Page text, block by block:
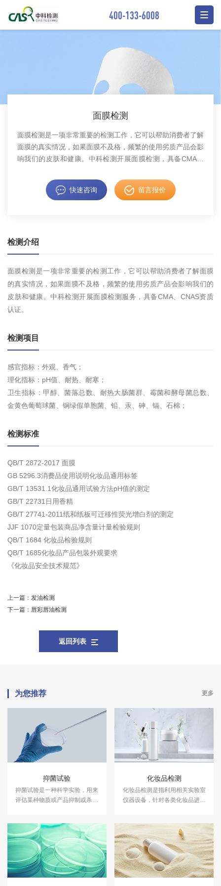
400-133-6008
面膜检测
面膜检测是一项非常重要的检测工作，它可以帮助消费者了解
面膜的真实情况，如果面膜不及格，频繁的使用劣质产品会影
响我们的皮肤和健康。中科检测开展面膜检测，具备CMA、
快速咨询 留言报价
检测介绍
面膜检测是一项非常重要的检测工作，它可以帮助消费者了解面膜
的真实情况，如果面膜不及格，频繁的使用劣质产品会影响我们的
皮肤和健康。中科检测开展面膜检测服务，具备CMA、CNAS资质
认证。
检测项目
感官指标：外观、香气；
理化指标：pH值、耐热、耐寒；
卫生指标：甲醇、菌落总数、耐热大肠菌群、霉菌和酵母菌总数、
金黄色葡萄球菌、铜绿假单胞菌、铅、汞、砷、镉、石棉；
检测标准
QB/T 2872-2017 面膜
GB 5296.3消费品使用说明化妆品通用标签
GB/T 13531.1化妆品通用试验方法pH值的测定
GB/T 22731日用香精
GB/T 27741-2011纸和纸板可迁移性荧光增白剂的测定
JJF 1070定量包装商品净含量计量检验规则
QB/T 1684 化妆品检验规则
QB/T 1685化妆品产品包装外观要求
《化妆品安全技术规范》
上一篇： 发油检测
下一篇： 唇彩唇油检测
返回列表
为您推荐 更多
抑菌试验
抑菌试验是一种科学实验，用来
评估某种物质或产品抑制或杀灭
产品抑菌试验服务，具备CMA、
CNAS资质认证.
化妆品检测
化妆品检测是指利用相关实验室
仪器设备，针对各类化妆品进行
量和使用安全，保障消费者健
康。中科检测开展化妆品检测服
务，具备CMA、CNAS资质认
证。